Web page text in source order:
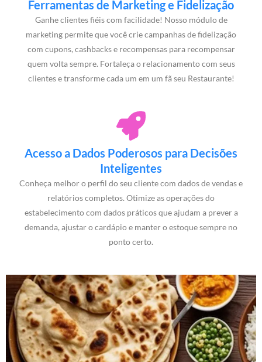
Ferramentas de Marketing e Fidelização
Ganhe clientes fiéis com facilidade! Nosso módulo de
marketing permite que você crie campanhas de fidelização
com cupons, cashbacks e recompensas para recompensar
quem volta sempre. Fortaleça o relacionamento com seus
clientes e transforme cada um em um fã seu Restaurante!
Acesso a Dados Poderosos para Decisões
Inteligentes
Conheça melhor o perfil do seu cliente com dados de vendas e
relatórios completos. Otimize as operações do
estabelecimento com dados práticos que ajudam a prever a
demanda, ajustar o cardápio e manter o estoque sempre no
ponto certo.